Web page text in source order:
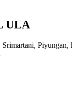
ULA
Srimartani,